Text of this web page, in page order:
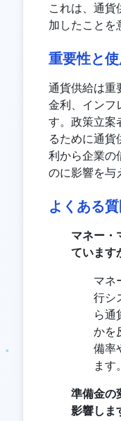
これは、通
加したことを
重要性と
通貨供給は重
金利、インフ
す。政策立案
るために通貨
利から企業の
のに影響を与
よくある質
マネー・
ています
マネ
行シ
ら通
かを
備率
ます。
準備金の
影響しま